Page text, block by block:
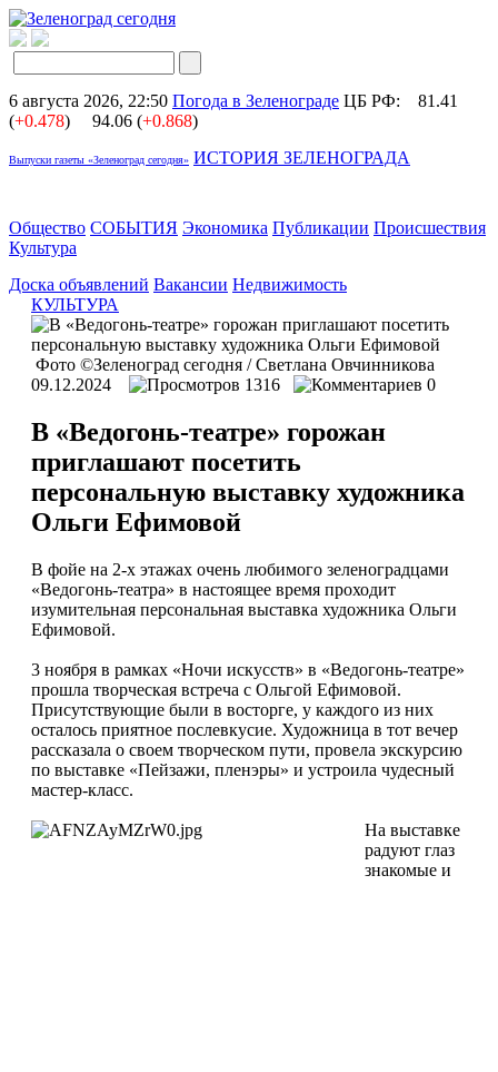
6 августа 2026, 22:50 Погода в Зеленограде ЦБ РФ:
81.41
(+0.478) 94.06 (+0.868)
Выпуски газеты «Зеленоград сегодня» ИСТОРИЯ ЗЕЛЕНОГРАДА
Общество СОБЫТИЯ Экономика Публикации Происшествия
Культура
Доска объявлений Вакансии Недвижимость
КУЛЬТУРА
Фото ©Зеленоград сегодня / Светлана Овчинникова
09.12.2024
1316 0
В «Ведогонь-театре» горожан
приглашают посетить
персональную выставку художника
Ольги Ефимовой
В фойе на 2-х этажах очень любимого зеленоградцами
«Ведогонь-театра» в настоящее время проходит
изумительная персональная выставка художника Ольги
Ефимовой.
3 ноября в рамках «Ночи искусств» в «Ведогонь-театре»
прошла творческая встреча с Ольгой Ефимовой.
Присутствующие были в восторге, у каждого из них
осталось приятное послевкусие. Художница в тот вечер
рассказала о своем творческом пути, провела экскурсию
по выставке «Пейзажи, пленэры» и устроила чудесный
мастер-класс.
На выставке
радуют глаз
знакомые и